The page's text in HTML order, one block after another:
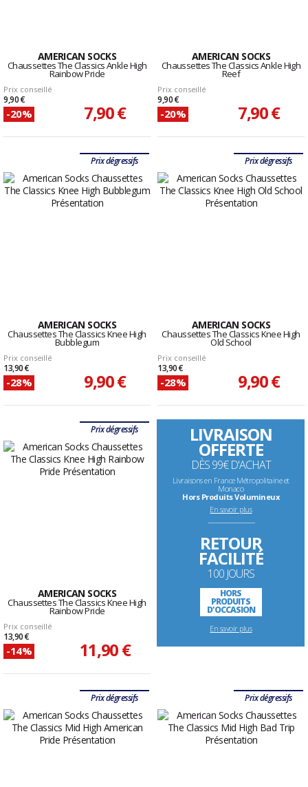
AMERICAN SOCKS
Chaussettes The Classics Ankle High
Rainbow Pride
Prix conseillé
9,90 €
-20% 7,90 €
AMERICAN SOCKS
Chaussettes The Classics Ankle High
Reef
Prix conseillé
9,90 €
-20% 7,90 €
Prix dégressifs
AMERICAN SOCKS
Chaussettes The Classics Knee High
Bubblegum
Prix conseillé
13,90 €
-28% 9,90 €
Prix dégressifs
AMERICAN SOCKS
Chaussettes The Classics Knee High
Old School
Prix conseillé
13,90 €
-28% 9,90 €
Prix dégressifs
AMERICAN SOCKS
Chaussettes The Classics Knee High
Rainbow Pride
Prix conseillé
13,90 €
-14% 11,90 €
LIVRAISON
OFFERTE
DÈS 99€ D'ACHAT
Livraisons en France Métropolitaine et
Monaco
Hors Produits Volumineux
En savoir plus
--------------------------------------------------------------------
RETOUR
FACILITÉ
100 JOURS
HORS
PRODUITS
D'OCCASION
En savoir plus
Prix dégressifs Prix dégressifs